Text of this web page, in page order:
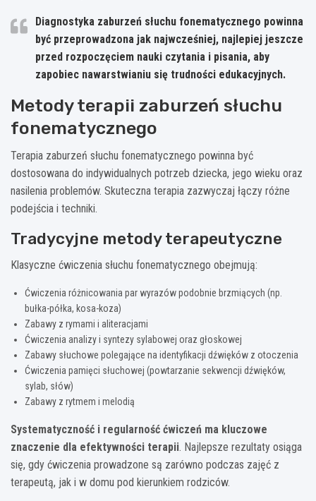
Diagnostyka zaburzeń słuchu fonematycznego powinna
być przeprowadzona jak najwcześniej, najlepiej jeszcze
przed rozpoczęciem nauki czytania i pisania, aby
zapobiec nawarstwianiu się trudności edukacyjnych.
Metody terapii zaburzeń słuchu
fonematycznego
Terapia zaburzeń słuchu fonematycznego powinna być
dostosowana do indywidualnych potrzeb dziecka, jego wieku oraz
nasilenia problemów. Skuteczna terapia zazwyczaj łączy różne
podejścia i techniki.
Tradycyjne metody terapeutyczne
Klasyczne ćwiczenia słuchu fonematycznego obejmują:
Ćwiczenia różnicowania par wyrazów podobnie brzmiących (np.
bułka-półka, kosa-koza)
Zabawy z rymami i aliteracjami
Ćwiczenia analizy i syntezy sylabowej oraz głoskowej
Zabawy słuchowe polegające na identyfikacji dźwięków z otoczenia
Ćwiczenia pamięci słuchowej (powtarzanie sekwencji dźwięków,
sylab, słów)
Zabawy z rytmem i melodią
Systematyczność i regularność ćwiczeń ma kluczowe
znaczenie dla efektywności terapii. Najlepsze rezultaty osiąga
się, gdy ćwiczenia prowadzone są zarówno podczas zajęć z
terapeutą, jak i w domu pod kierunkiem rodziców.